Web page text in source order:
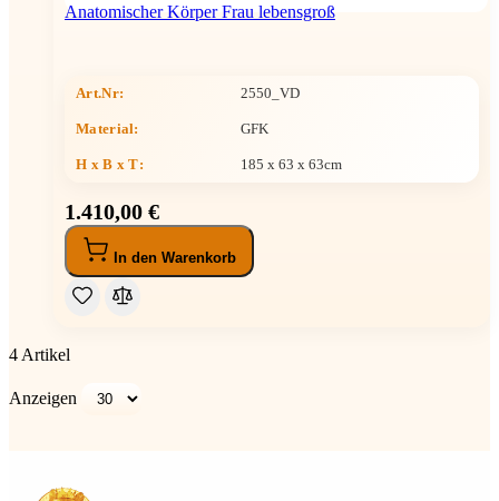
Anatomischer Körper Frau lebensgroß
Art.Nr: 2550_VD
Material: GFK
H x B x T: 185 x 63 x 63cm
1.410,00 €
In den Warenkorb
4 Artikel
Anzeigen